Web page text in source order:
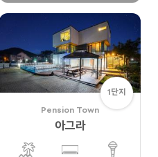
1단지
Pension Town
아그라